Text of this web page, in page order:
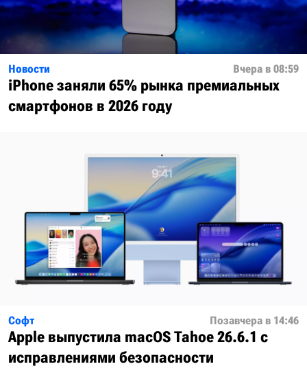
Новости Вчера в 08:59
iPhone заняли 65% рынка премиальных
смартфонов в 2026 году
Софт Позавчера в 14:46
Apple выпустила macOS Tahoe 26.6.1 с
исправлениями безопасности